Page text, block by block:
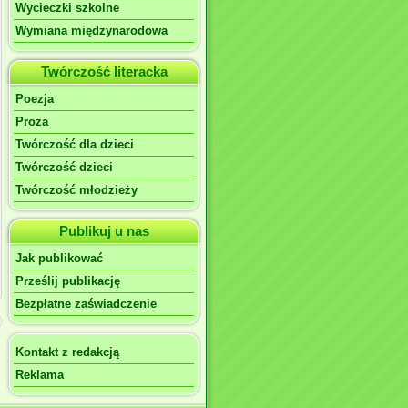
Wycieczki szkolne
Wymiana międzynarodowa
Twórczość literacka
Poezja
Proza
Twórczość dla dzieci
Twórczość dzieci
Twórczość młodzieży
Publikuj u nas
Jak publikować
Prześlij publikację
Bezpłatne zaświadczenie
Kontakt z redakcją
Reklama